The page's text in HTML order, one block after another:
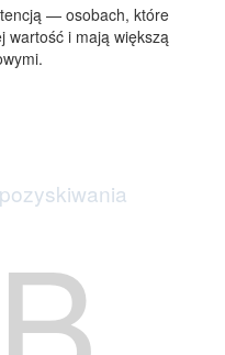
​— osobach, które
wartość i mają większą
pozyskiwania